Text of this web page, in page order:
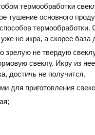
термообработки
тушение основного
термообработки.
не икра, а скорее база
зрелую не твердую
свеклу. Икру из
достичь не получится.
для приготовления